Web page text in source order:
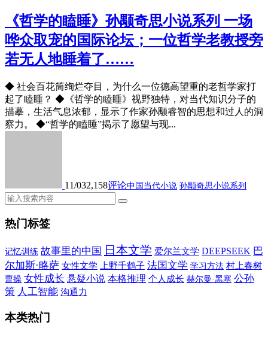
《哲学的瞌睡》孙颙奇思小说系列 一场
哗众取宠的国际论坛；一位哲学老教授旁
若无人地睡着了……
◆ 社会百花筒绚烂夺目，为什么一位德高望重的老哲学家打
起了瞌睡？ ◆《哲学的瞌睡》视野独特，对当代知识分子的
描摹，生活气息浓郁，显示了作家孙颙睿智的思想和过人的洞
察力。 ◆“哲学的瞌睡”揭示了愿望与现...
11/032,158评论中国当代小说 孙颙奇思小说系列
热门标签
记忆训练 故事里的中国 日本文学 爱尔兰文学 DEEPSEEK 巴
尔加斯·略萨 女性文学 上野千鹤子 法国文学 学习方法 村上春树
曹操 女性成长 悬疑小说 本格推理 个人成长 赫尔曼·黑塞 公孙
策 人工智能 沟通力
本类热门